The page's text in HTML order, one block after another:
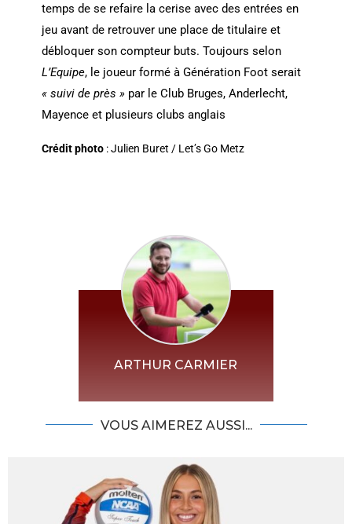
temps de se refaire la cerise avec des entrées en
jeu avant de retrouver une place de titulaire et
débloquer son compteur buts. Toujours selon
L’Equipe, le joueur formé à Génération Foot serait
« suivi de près »par le Club Bruges, Anderlecht,
Mayence et plusieurs clubs anglais
Crédit photo: Julien Buret / Let’s Go Metz
ARTHUR CARMIER
VOUS AIMEREZ AUSSI...